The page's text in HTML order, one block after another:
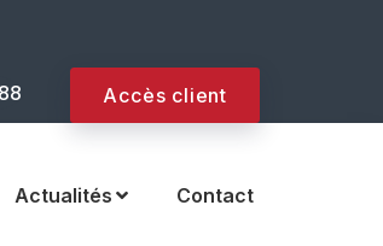
Accès client
Actualités Contact